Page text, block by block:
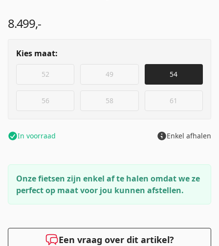
8.499,-
Kies maat:
52 49 54
56 58 61
In voorraad Enkel afhalen
Onze fietsen zijn enkel af te halen omdat we ze
perfect op maat voor jou kunnen afstellen.
Een vraag over dit artikel?